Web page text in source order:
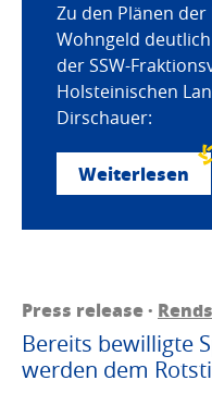
Zu den Plänen
Wohngeld
der SSW-
Holsteinischen
Dirschauer:
Weiterlesen
Press release ·
Bereits bewilligte
werden dem